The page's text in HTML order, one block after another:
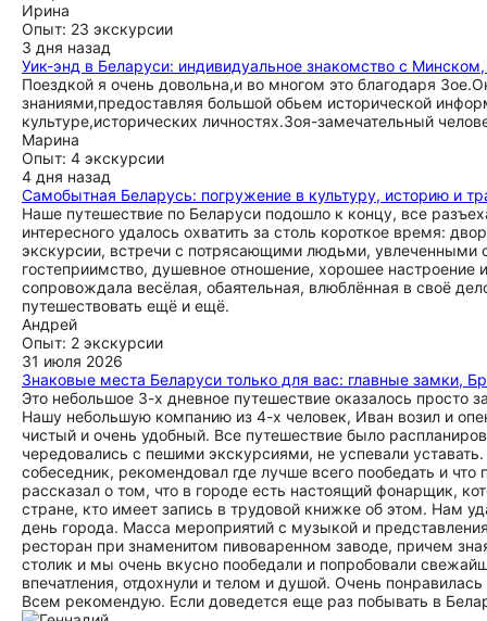
Ирина
Опыт: 23 экскурсии
3 дня назад
Уик-энд в Беларуси: индивидуальное знакомство с
Поездкой я очень довольна,и во многом это благодаря
знаниями,предоставляя большой обьем исторической
культуре,исторических личностях.Зоя-замечательный
Марина
Опыт: 4 экскурсии
4 дня назад
Самобытная Беларусь: погружение в культуру, историю и
Наше путешествие по Беларуси подошло к концу, все
интересного удалось охватить за столь короткое время:
экскурсии, встречи с потрясающими людьми, увлеченными
гостеприимство, душевное отношение, хорошее
сопровождала весёлая, обаятельная, влюблённая в своё
путешествовать ещё и ещё.
Андрей
Опыт: 2 экскурсии
31 июля 2026
Знаковые места Беларуси только для вас: главные замки,
Это небольшое 3-х дневное путешествие оказалось просто
Нашу небольшую компанию из 4-х человек, Иван возил и
чистый и очень удобный. Все путешествие было
чередовались с пешими экскурсиями, не успевали
собеседник, рекомендовал где лучше всего пообедать и
рассказал о том, что в городе есть настоящий фонарщик,
стране, кто имеет запись в трудовой книжке об этом. Нам
день города. Масса мероприятий с музыкой и
ресторан при знаменитом пивоваренном заводе, причем
столик и мы очень вкусно пообедали и попробовали
впечатления, отдохнули и телом и душой. Очень
Всем рекомендую. Если доведется еще раз побывать в